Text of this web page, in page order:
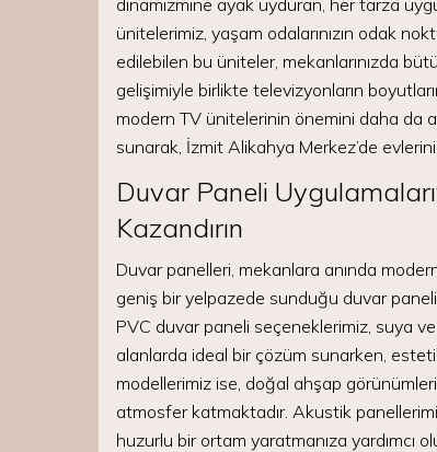
dinamizmine ayak uyduran, her tarza
ünitelerimiz, yaşam odalarınızın odak
edilebilen bu üniteler, mekanlarınızda
gelişimiyle birlikte televizyonların
modern TV ünitelerinin önemini daha da
sunarak, İzmit Alikahya Merkez’de
Duvar Paneli
Kazandırın
Duvar panelleri, mekanlara anında
geniş bir yelpazede sunduğu duvar
PVC duvar paneli seçeneklerimiz, suya ve
alanlarda ideal bir çözüm sunarken,
modellerimiz ise, doğal ahşap
atmosfer katmaktadır. Akustik
huzurlu bir ortam yaratmanıza yardımcı